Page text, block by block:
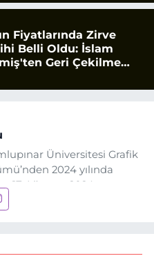
Fiyatlarında Zirve
Belli Oldu: İslam
Geri Çekilme
Üniversitesi Grafik
2024 yılında
17 Ağustos 2024
Tasarım alanında staj